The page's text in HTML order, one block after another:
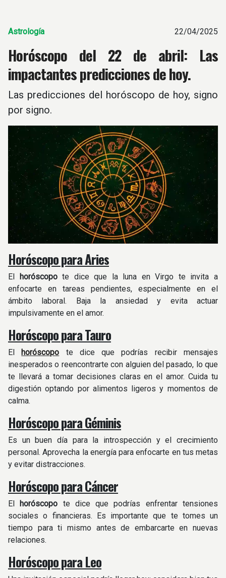
Astrología 22/04/2025
Horóscopo del 22 de abril: Las
impactantes predicciones de hoy.
Las predicciones del horóscopo de hoy, signo
por signo.
Horóscopo para Aries
El horóscopote dice que la luna en Virgo te invita a
enfocarte en tareas pendientes, especialmente en el
ámbito laboral. Baja la ansiedad y evita actuar
impulsivamente en el amor.
Horóscopo para Tauro
Elhoróscopo te dice que podrías recibir mensajes
inesperados o reencontrarte con alguien del pasado, lo que
te llevará a tomar decisiones claras en el amor. Cuida tu
digestión optando por alimentos ligeros y momentos de
calma.
Horóscopo para Géminis
Es un buen día para la introspección y el crecimiento
personal. Aprovecha la energía para enfocarte en tus metas
y evitar distracciones.
Horóscopo para Cáncer
El horóscopo te dice que podrías enfrentar tensiones
sociales o financieras. Es importante que te tomes un
tiempo para ti mismo antes de embarcarte en nuevas
relaciones.
Horóscopo para Leo